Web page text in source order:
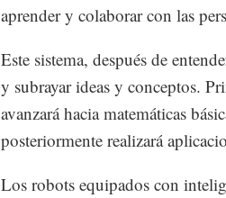
aprender y colaborar con las
Este sistema, después de
y subrayar ideas y conceptos.
avanzará hacia matemáticas
posteriormente realizará
Los robots equipados con